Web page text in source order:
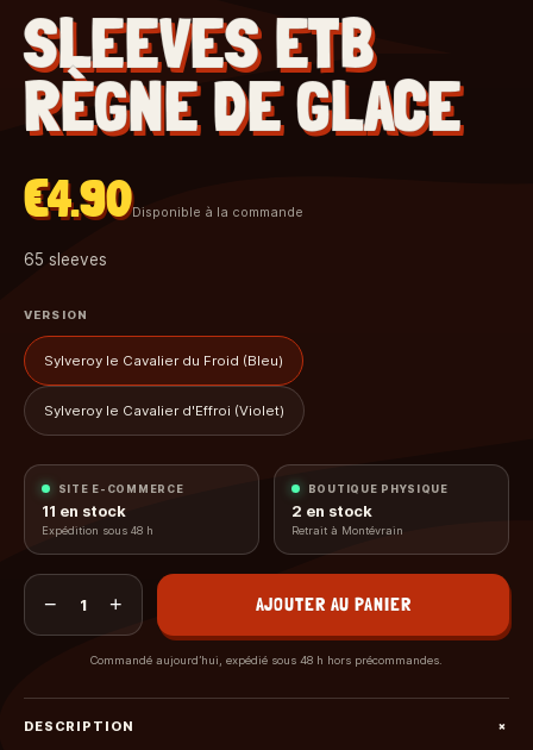
SLEEVES ETB
RÈGNE DE GLACE
€4.90Disponible à la commande
65 sleeves
VERSION
Sylveroy le Cavalier du Froid (Bleu)
Sylveroy le Cavalier d'Effroi (Violet)
SITE E-COMMERCE
11 en stock
Expédition sous 48 h
BOUTIQUE PHYSIQUE
2 en stock
Retrait à Montévrain
− 1 + AJOUTER AU PANIER
Commandé aujourd’hui, expédié sous 48 h hors précommandes.
DESCRIPTION +